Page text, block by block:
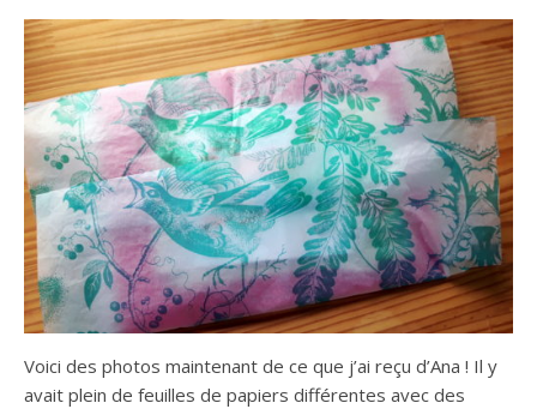
Voici des photos maintenant de ce que j’ai reçu d’Ana ! Il y
avait plein de feuilles de papiers différentes avec des